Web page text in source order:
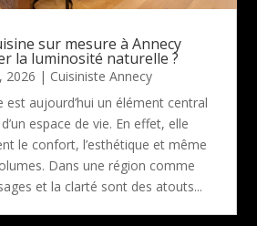
sur mesure à Annecy
la luminosité naturelle ?
2026 | Cuisiniste Annecy
est aujourd’hui un élément central
espace de vie. En effet, elle
le confort, l’esthétique et même
Dans une région comme
et la clarté sont des atouts...